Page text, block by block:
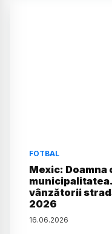
FOTBAL
Mexic: Doamna
vânzătorii
2026
16.06.2026